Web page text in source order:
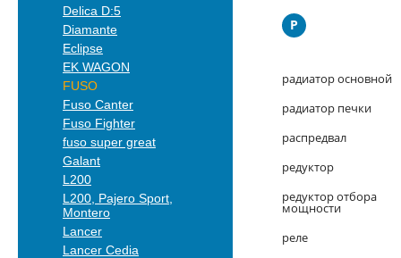
Delica D:5
Diamante
Eclipse
EK WAGON
FUSO
Fuso Canter
Fuso Fighter
fuso super great
Galant
L200
L200, Pajero Sport,
Montero
Lancer
Lancer Cedia
Р
радиатор основной
радиатор печки
распредвал
редуктор
редуктор отбора
мощности
реле